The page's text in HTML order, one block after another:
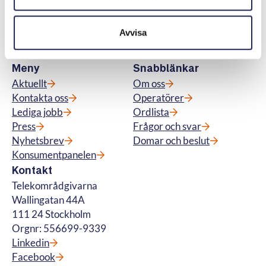
Avvisa
abonnemang för tv, telefoni, bredband samt
betalteletjänster. © Telekområdgivarna
2025
Meny
Aktuellt
Kontakta oss
Lediga jobb
Press
Nyhetsbrev
Konsumentpanelen
Snabblänkar
Om oss
Operatörer
Ordlista
Frågor och svar
Domar och beslut
Kontakt
Telekområdgivarna
Wallingatan 44A
111 24 Stockholm
Orgnr: 556699-9339
Linkedin
Facebook